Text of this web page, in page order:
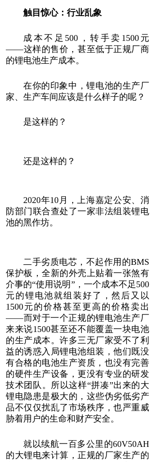
触目惊心：行业乱象
成本不足500，转手卖1500元
——这样的售价，甚至低于正规厂商
的锂电池生产成本。
在你的印象中，锂电池的生产厂
家、生产车间应该是什么样子的呢？
是这样的？
还是这样的？
2020年10月，上海嘉定公安、消
防部门联合查处了一家非法组装锂电
池的黑作坊。
二手劣质电芯，不起作用的BMS
保护板，全新的外壳上贴着一张煞有
介事的“使用说明”，一个成本不足500
元的锂电池就组装好了，然后又以
1500元的价格甚至更高的价格卖出
——而对于一个正规的锂电池生产厂
来来说1500甚至还不能覆盖一块电池
的生产成本。许多三无厂家受不了利
益的诱惑入局锂电池组装，他们既没
有合格的电池生产资质，也没有完善
的硬件生产设备，更没有专业的研发
技术团队。所以这样“拼凑”出来的大
锂电隐患是极大的，这些伪劣低劣产
品不仅仅扰乱了市场秩序，也严重威
胁着用户的生命和财产安全。
就以续航一百多公里的60V50AH
的大锂电来计算，正规的厂家生产的